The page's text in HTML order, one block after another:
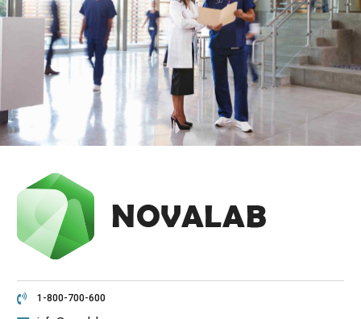
1-800-700-600